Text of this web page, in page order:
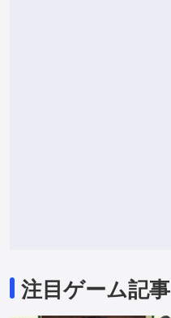
注目ゲーム記事